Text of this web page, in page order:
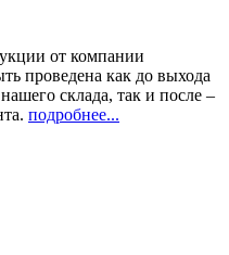
от компании
проведена как до выхода
склада, так и после –
подробнее...